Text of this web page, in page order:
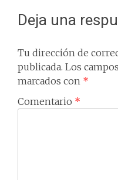
Deja una
Tu dirección de
publicada. Los
marcados con *
Comentario *